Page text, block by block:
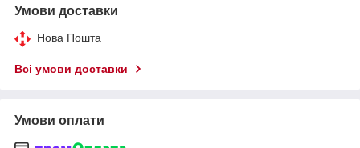
Умови доставки
Нова Пошта
Всі умови доставки
Умови оплати